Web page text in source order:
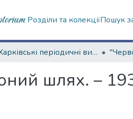
Розділи та колекціїПошук
Харківські періодичні видання
шлях. –